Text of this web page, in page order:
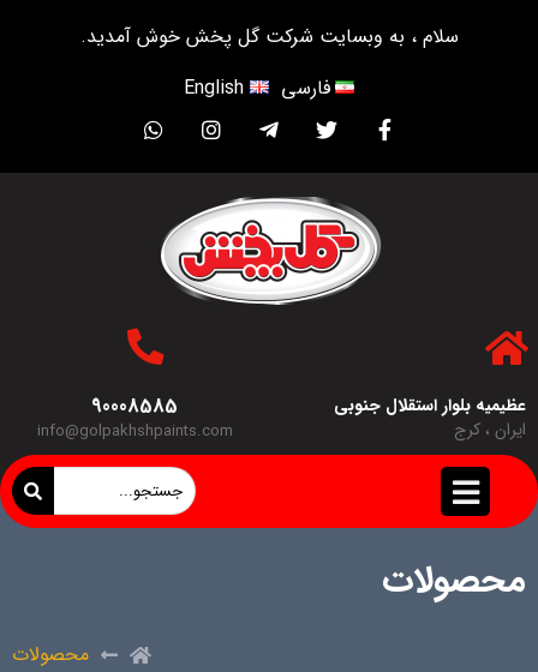
سلام ، به وبسایت شرکت گل پخش خوش آمدید.
فارسی
English
عظیمیه بلوار استقلال جنوبی
ایران ، کرج
90008585
info@golpakhshpaints.com
محصولات
محصولات